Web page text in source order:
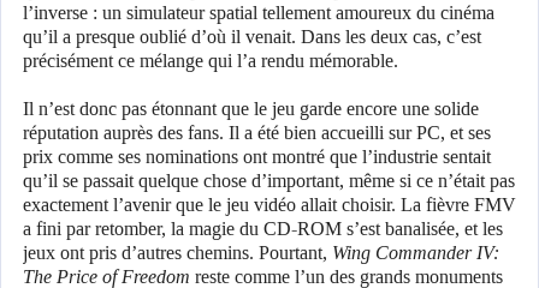
l’inverse : un simulateur spatial tellement amoureux du cinéma
qu’il a presque oublié d’où il venait. Dans les deux cas, c’est
précisément ce mélange qui l’a rendu mémorable.
Il n’est donc pas étonnant que le jeu garde encore une solide
réputation auprès des fans. Il a été bien accueilli sur PC, et ses
prix comme ses nominations ont montré que l’industrie sentait
qu’il se passait quelque chose d’important, même si ce n’était pas
exactement l’avenir que le jeu vidéo allait choisir. La fièvre FMV
a fini par retomber, la magie du CD-ROM s’est banalisée, et les
jeux ont pris d’autres chemins. Pourtant, Wing Commander IV:
The Price of Freedom reste comme l’un des grands monuments